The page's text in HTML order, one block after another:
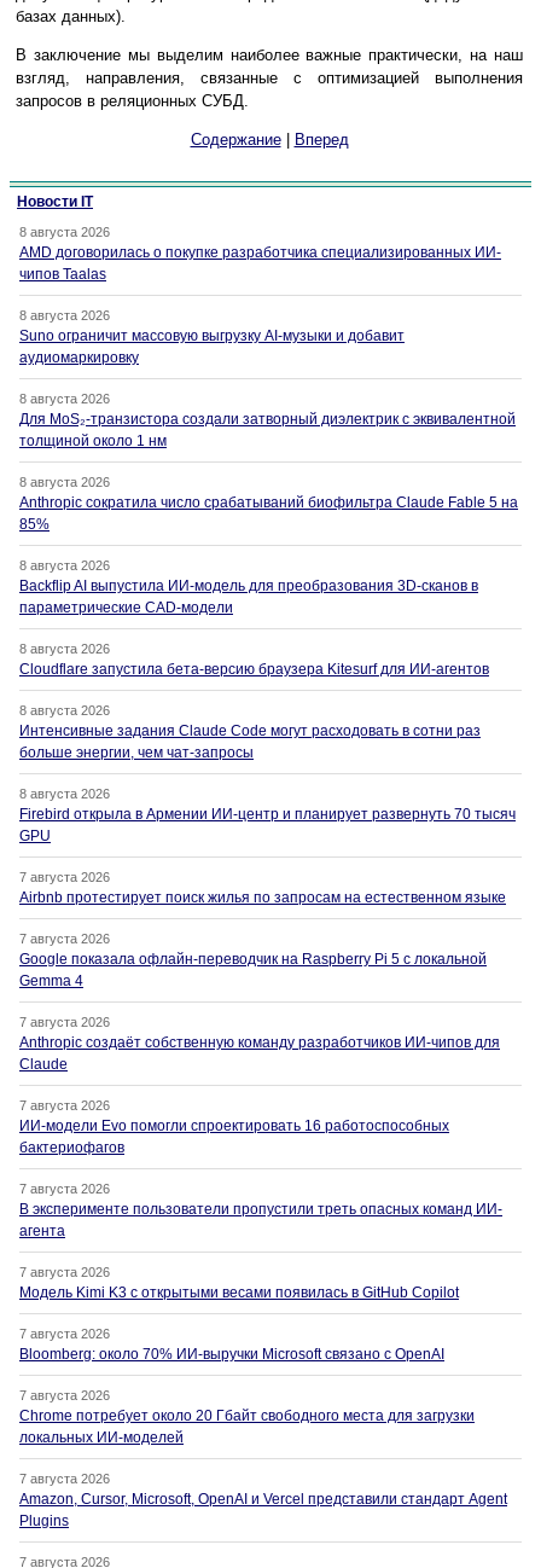
базах данных).
В заключение мы выделим наиболее важные практически, на наш
взгляд, направления, связанные с оптимизацией выполнения
запросов в реляционных СУБД.
Содержание| Вперед
Новости IT
8 августа 2026
AMD договорилась о покупке разработчика специализированных ИИ-
чипов Taalas
8 августа 2026
Suno ограничит массовую выгрузку AI-музыки и добавит
аудиомаркировку
8 августа 2026
Для MoS₂-транзистора создали затворный диэлектрик с эквивалентной
толщиной около 1 нм
8 августа 2026
Anthropic сократила число срабатываний биофильтра Claude Fable 5 на
85%
8 августа 2026
Backflip AI выпустила ИИ-модель для преобразования 3D-сканов в
параметрические CAD-модели
8 августа 2026
Cloudflare запустила бета-версию браузера Kitesurf для ИИ-агентов
8 августа 2026
Интенсивные задания Claude Code могут расходовать в сотни раз
больше энергии, чем чат-запросы
8 августа 2026
Firebird открыла в Армении ИИ-центр и планирует развернуть 70 тысяч
GPU
7 августа 2026
Airbnb протестирует поиск жилья по запросам на естественном языке
7 августа 2026
Google показала офлайн-переводчик на Raspberry Pi 5 с локальной
Gemma 4
7 августа 2026
Anthropic создаёт собственную команду разработчиков ИИ-чипов для
Claude
7 августа 2026
ИИ-модели Evo помогли спроектировать 16 работоспособных
бактериофагов
7 августа 2026
В эксперименте пользователи пропустили треть опасных команд ИИ-
агента
7 августа 2026
Модель Kimi K3 с открытыми весами появилась в GitHub Copilot
7 августа 2026
Bloomberg: около 70% ИИ-выручки Microsoft связано с OpenAI
7 августа 2026
Chrome потребует около 20 Гбайт свободного места для загрузки
локальных ИИ-моделей
7 августа 2026
Amazon, Cursor, Microsoft, OpenAI и Vercel представили стандарт Agent
Plugins
7 августа 2026